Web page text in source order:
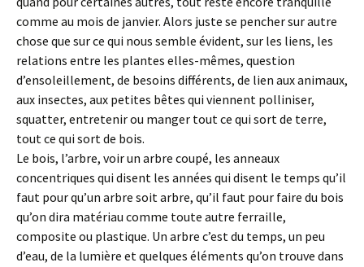
comme au mois de janvier. Alors juste se pencher sur autre
chose que sur ce qui nous semble évident, sur les liens, les
relations entre les plantes elles-mêmes, question
d’ensoleillement, de besoins différents, de lien aux animaux,
aux insectes, aux petites bêtes qui viennent polliniser,
squatter, entretenir ou manger tout ce qui sort de terre,
tout ce qui sort de bois.
Le bois, l’arbre, voir un arbre coupé, les anneaux
concentriques qui disent les années qui disent le temps qu’il
faut pour qu’un arbre soit arbre, qu’il faut pour faire du bois
qu’on dira matériau comme toute autre ferraille,
composite ou plastique. Un arbre c’est du temps, un peu
d’eau, de la lumière et quelques éléments qu’on trouve dans